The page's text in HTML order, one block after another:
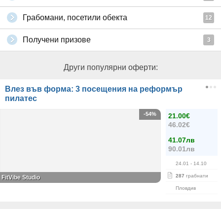
Грабомани, посетили обекта 12
Получени призове 3
Други популярни оферти:
Влез във форма: 3 посещения на реформър
пилатес
21.00€
46.02€
41.07лв
90.01лв
24.01 - 14.10
287 грабнати
Пловдив
-54%
FitVibe Studio